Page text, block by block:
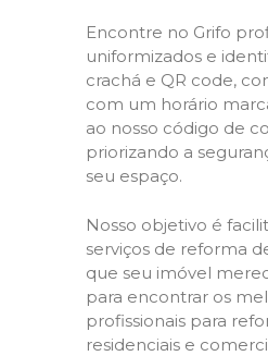
Encontre no Grifo
uniformizados e
crachá e QR code,
com um horário
ao nosso código de
priorizando a
seu espaço.
Nosso objetivo é
serviços de reforma
que seu imóvel
para encontrar os
profissionais para
residenciais e